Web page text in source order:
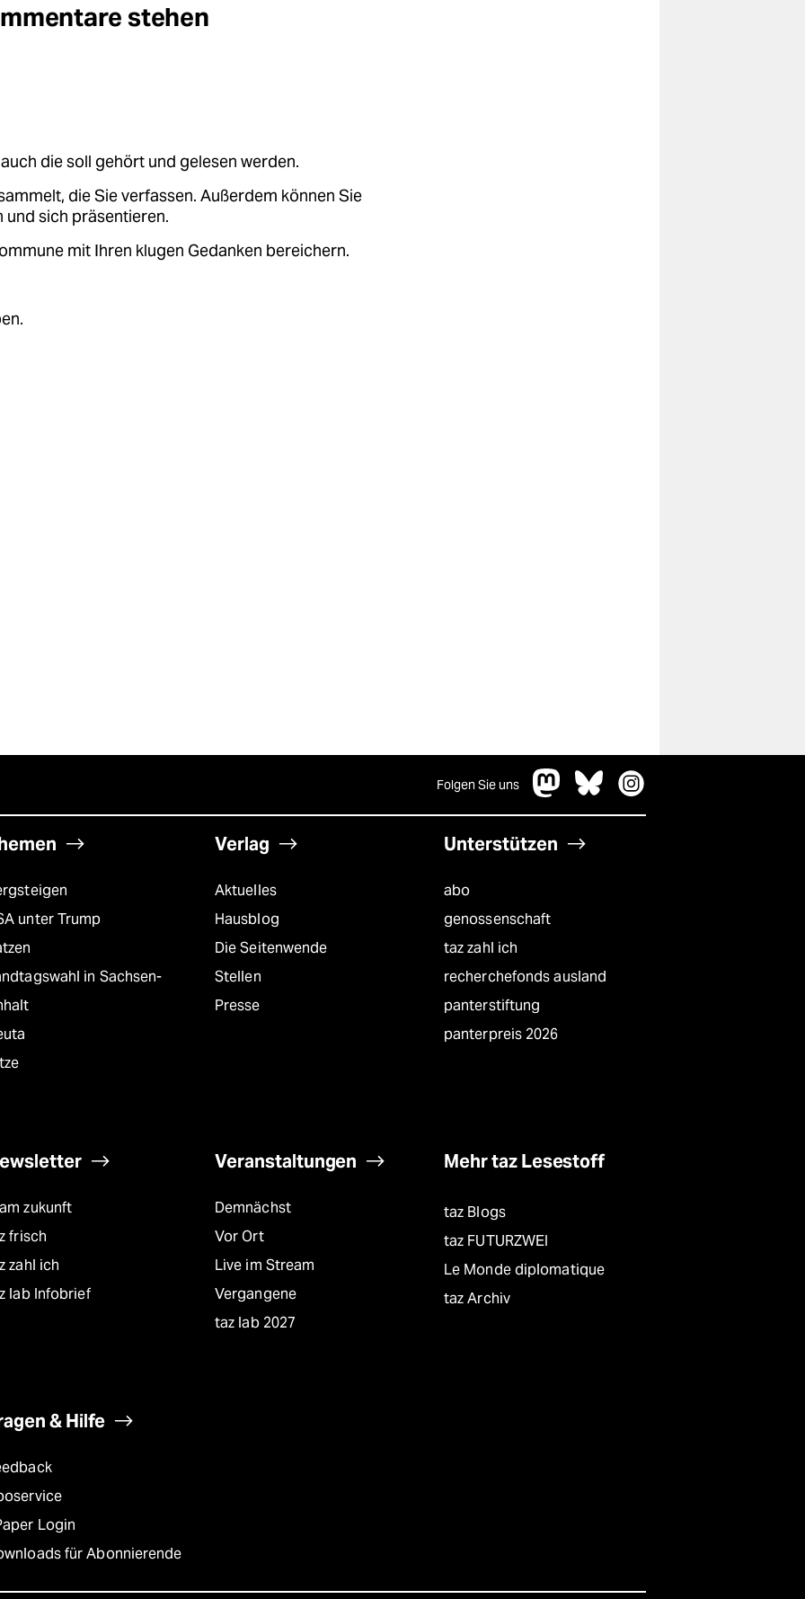
stehen
die soll gehört und gelesen werden.
die Sie verfassen. Außerdem können Sie
sich präsentieren.
mit Ihren klugen Gedanken bereichern.
Folgen Sie uns
unter Trump
in Sachsen-
Verlag
Aktuelles
Hausblog
Die Seitenwende
Stellen
Presse
Unterstützen
abo
genossenschaft
taz zahl ich
recherchefonds ausland
panterstiftung
panterpreis 2026
zukunft
frisch
zahl ich
lab Infobrief
Veranstaltungen
Demnächst
Vor Ort
Live im Stream
Vergangene
taz lab 2027
Mehr taz Lesestoff
taz Blogs
taz FUTURZWEI
Le Monde diplomatique
taz Archiv
& Hilfe
Login
für Abonnierende